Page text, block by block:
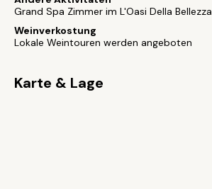
Grand Spa Zimmer im L'Oasi Della Bellezza
Weinverkostung
Lokale Weintouren werden angeboten
Karte & Lage